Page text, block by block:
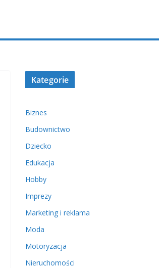
Kategorie
Biznes
Budownictwo
Dziecko
Edukacja
Hobby
Imprezy
Marketing i reklama
Moda
Motoryzacja
Nieruchomości